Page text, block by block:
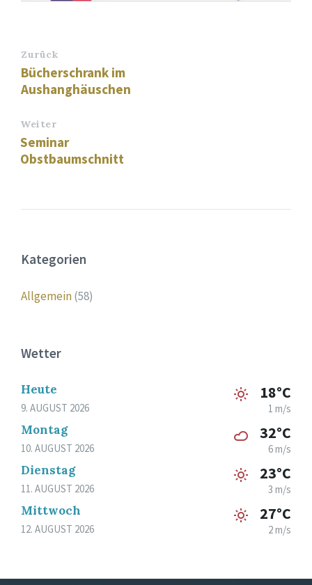
Zurück
Bücherschrank im
Aushanghäuschen
Weiter
Seminar
Obstbaumschnitt
Kategorien
Allgemein(58)
Wetter
Heute
9. AUGUST 2026
18°C
1 m/s
Montag
10. AUGUST 2026
32°C
6 m/s
Dienstag
11. AUGUST 2026
23°C
3 m/s
Mittwoch
12. AUGUST 2026
27°C
2 m/s